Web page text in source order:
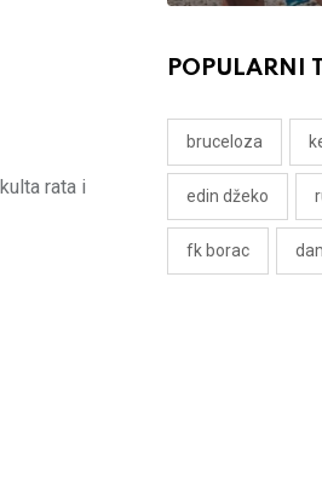
rata i
POPULARNI
bruceloza
edin džeko
fk borac